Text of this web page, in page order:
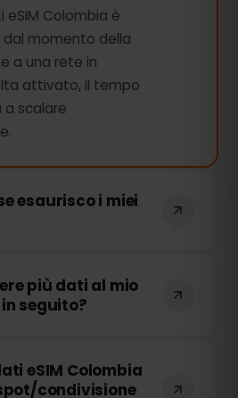
Colombia è
dal momento della
a una rete in
attivato, il tempo
a scalare
esaurisco i miei
interrotta. Puoi
la tua eSIM dal
più dati al mio
seguito?
senza dover
Accedi al tuo
eSIM Colombia
condivisione